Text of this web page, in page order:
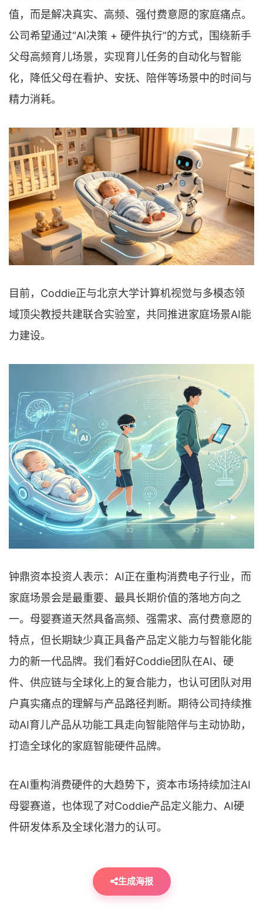
值，而是解决真实、高频、强付费意愿的家庭痛点。
公司希望通过“AI决策 + 硬件执行”的方式，围绕新手
父母高频育儿场景，实现育儿任务的自动化与智能
化，降低父母在看护、安抚、陪伴等场景中的时间与
精力消耗。
目前，Coddie正与北京大学计算机视觉与多模态领
域顶尖教授共建联合实验室，共同推进家庭场景AI能
力建设。
钟鼎资本投资人表示：AI正在重构消费电子行业，而
家庭场景会是最重要、最具长期价值的落地方向之
一。母婴赛道天然具备高频、强需求、高付费意愿的
特点，但长期缺少真正具备产品定义能力与智能化能
力的新一代品牌。我们看好Coddie团队在AI、硬
件、供应链与全球化上的复合能力，也认可团队对用
户真实痛点的理解与产品路径判断。期待公司持续推
动AI育儿产品从功能工具走向智能陪伴与主动协助，
打造全球化的家庭智能硬件品牌。
在AI重构消费硬件的大趋势下，资本市场持续加注AI
母婴赛道，也体现了对Coddie产品定义能力、AI硬
件研发体系及全球化潜力的认可。
生成海报